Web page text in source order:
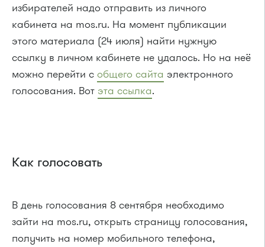
избирателей надо отправить из личного
кабинета на mos.ru. На момент публикации
этого материала (24 июля) найти нужную
ссылку в личном кабинете не удалось. Но на неё
можно перейти с общего сайта электронного
голосования. Вот эта ссылка.
Как голосовать
В день голосования 8 сентября необходимо
зайти на mos.ru, открыть страницу голосования,
получить на номер мобильного телефона,